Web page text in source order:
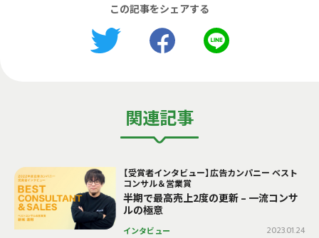
この記事をシェアする
関連記事
【受賞者インタビュー】広告カンパニー ベスト
コンサル＆営業賞
半期で最高売上2度の更新 – 一流コンサ
ルの極意
インタビュー 2023.01.24